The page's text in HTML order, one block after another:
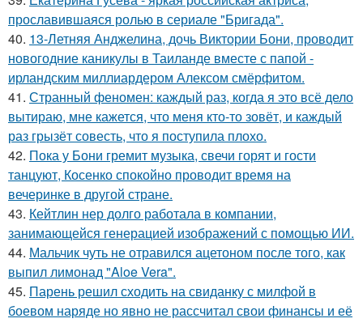
прославившаяся ролью в сериале "Бригада".
40. 13-Летняя Анджелина, дочь Виктории Бони, проводит
новогодние каникулы в Таиланде вместе с папой -
ирландским миллиардером Алексом смёрфитом.
41. Странный феномен: каждый раз, когда я это всё дело
вытираю, мне кажется, что меня кто-то зовёт, и каждый
раз грызёт совесть, что я поступила плохо.
42. Пока у Бони гремит музыка, свечи горят и гости
танцуют, Косенко спокойно проводит время на
вечеринке в другой стране.
43. Кейтлин нер долго работала в компании,
занимающейся генерацией изображений с помощью ИИ.
44. Мальчик чуть не отравился ацетоном после того, как
выпил лимонад "Aloe Vera".
45. Парень решил сходить на свиданку с милфой в
боевом наряде но явно не рассчитал свои финансы и её